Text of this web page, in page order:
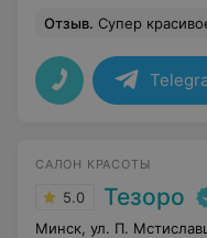
Отзыв. Супер
САЛОН КРАСОТЫ
5.0 Тезоро
Минск, ул. П.